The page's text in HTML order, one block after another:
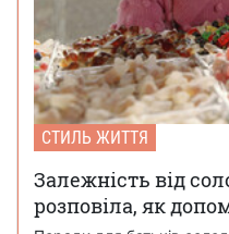
СТИЛЬ ЖИТТЯ
Залежність від
розповіла, як